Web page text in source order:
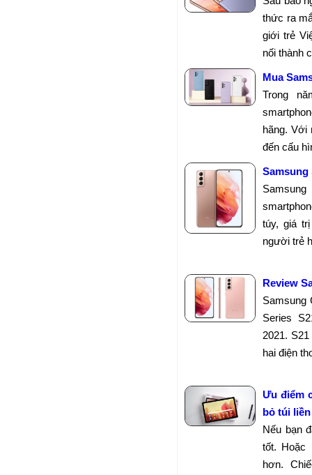
thức ra
giới trẻ
nối thành
Mua
Trong
hãng. Với
đến cấu
Samsung
túy, giá
người trẻ
Review
Samsung
Series
2021.
hai điện
Ưu điểm
bỏ túi liền
Nếu bạn
tốt. Hoặc
hơn.